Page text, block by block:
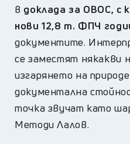
в доклада за ОВОС, с
нови 12,8 т. ФПЧ
документите.
се заместят
изгарянето на
документална
точка звучат като
Методи Лалов.